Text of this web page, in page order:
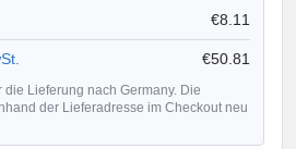
€8.11
€50.81
die Lieferung nach Germany. Die
der Lieferadresse im Checkout neu